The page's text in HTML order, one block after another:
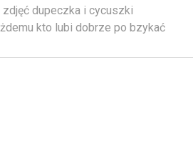
dupeczka i cycuszki
kto lubi dobrze po bzykać